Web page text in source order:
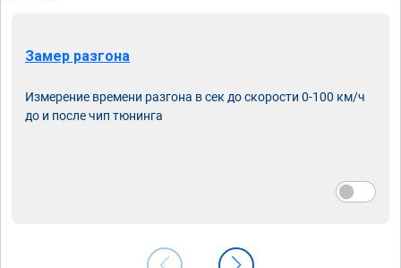
Замер разгона
Измерение времени разгона в сек до скорости 0-100 км/ч
до и после чип тюнинга